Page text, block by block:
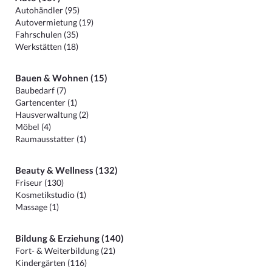
Autohändler (95)
Autovermietung (19)
Fahrschulen (35)
Werkstätten (18)
Bauen & Wohnen (15)
Baubedarf (7)
Gartencenter (1)
Hausverwaltung (2)
Möbel (4)
Raumausstatter (1)
Beauty & Wellness (132)
Friseur (130)
Kosmetikstudio (1)
Massage (1)
Bildung & Erziehung (140)
Fort- & Weiterbildung (21)
Kindergärten (116)